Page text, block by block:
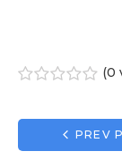
(0
de
PREV